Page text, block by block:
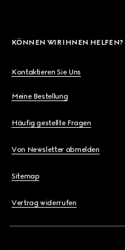
KÖNNEN WIR IHNEN HELFEN?
Kontaktieren Sie Uns
Meine Bestellung
Häufig gestellte Fragen
Von Newsletter abmelden
Sitemap
Vertrag widerrufen